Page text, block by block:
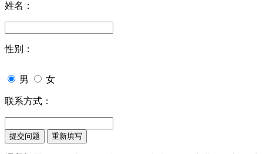
姓名：
性别：
男 女
联系方式：